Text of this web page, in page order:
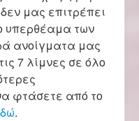
μας επιτρέπει
υπερθέαμα των
ανοίγματα μας
7 λίμνες σε όλο
φτάσετε από το
.